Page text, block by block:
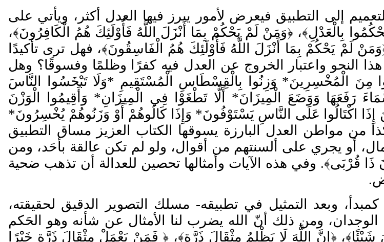
إلى التطبيق فيعرض لأمور يبرز فيها العدل أكثر، ويأتي على
بِالْعَدْلِ﴾، ﴿وَمَنْ لَمْ يَحْكُمْ بِمَا أَنْزَلَ اللَّهُ فَأُوْلَئِكَ هُمُ الْكَافِرُونَ﴾،
وَمَنْ لَمْ يَحْكُمْ بِمَا أَنْزَلَ اللَّهُ فَأُوْلَئِكَ هُمُ الْفَاسِقُونَ﴾، فهل ترى تأكيدًا
النحو واعتبار الخروج عن العدل فيه كفرًا وظلمًا وفسوقًا؟ وهل
مِنَ الْمُخْسِرِينَ* وَزِنُوا بِالْقِسْطَاسِ الْمُسْتَقِيمِ *وَل ا تَبْخَسُوا النَّاسَ
رَفَعَهَا وَوَضَعَ الْمِيزَانَ* أَلَّا تَطْغَوْا فِي الْمِيزَانِ* وَأَقِيمُوا الْوَزْنَ
إِذَا اكْتَالُوا عَلَى النَّاسِ يَسْتَوْفُونَ* وَإِذَا كَالُوهُمْ أَوْ وَزَنُوهُمْ يُخْسِرُونَ*
من مواطن العدل البارزة يسوقها الكتاب العزيز مساق التطبيق
أو يجري على ألسنتهم من أقوال، ولو لم تكن عالقة بأحد، ومن
ذَا قُرْبَى﴾. وفي هذه الآيات وأمثالها تحصين للعدالة أن تذهب ضحية
وبعد التمثيل في تطبيقه- مسلك التصوير الدقيق لحقيقته،
ومن ذلك أنّ الله يضرب لنا الأمثال عن شأنه وهو الحكم
شَيْئًا﴾، ﴿ إِنَّ اللَّهَ ل ا يَظْلِمُ مِثْقَالَ ذَرَّةٍ﴾، ﴿ فَمَنْ يَعْمَلْ مِثْقَالَ ذَرَّةٍ خَيْرًا